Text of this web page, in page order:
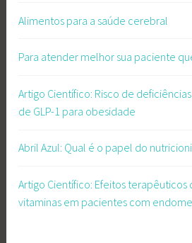
Alimentos para a saúde cerebral
Para atender melhor sua paciente
Artigo Científico: Risco de
de GLP-1 para obesidade
Abril Azul: Qual é o papel do
Artigo Científico: Efeitos
vitaminas em pacientes com